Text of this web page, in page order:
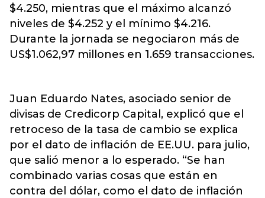
$4.250, mientras que el máximo alcanzó
niveles de $4.252 y el mínimo $4.216.
Durante la jornada se negociaron más de
US$1.062,97 millones en 1.659 transacciones.
Juan Eduardo Nates, asociado senior de
divisas de Credicorp Capital, explicó que el
retroceso de la tasa de cambio se explica
por el dato de inflación de EE.UU. para julio,
que salió menor a lo esperado. “Se han
combinado varias cosas que están en
contra del dólar, como el dato de inflación